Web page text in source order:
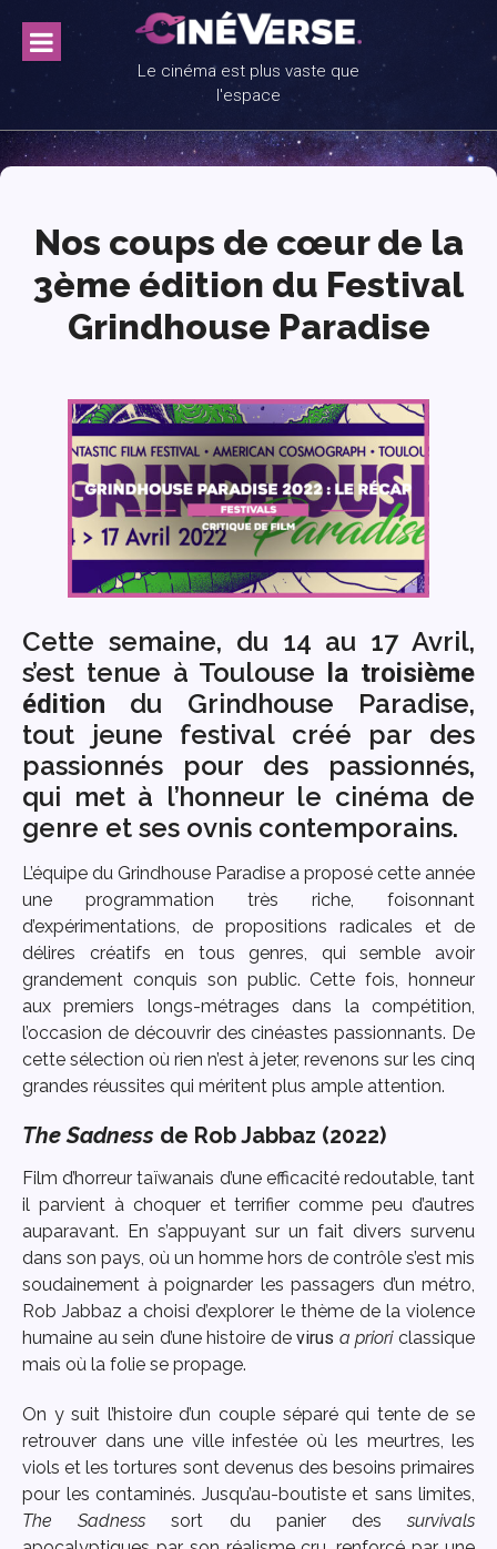
content
Le cinéma est plus vaste que
l'espace
Nos coups de cœur de la
3ème édition du Festival
Grindhouse Paradise
Cette semaine, du 14 au 17 Avril,
s’est tenue à Toulouse la troisième
édition du Grindhouse Paradise,
tout jeune festival créé par des
passionnés pour des passionnés,
qui met à l’honneur le cinéma de
genre et ses ovnis contemporains.
L’équipe du Grindhouse Paradise a proposé cette année
une programmation très riche, foisonnant
d’expérimentations, de propositions radicales et de
délires créatifs en tous genres, qui semble avoir
grandement conquis son public. Cette fois, honneur
aux premiers longs-métrages dans la compétition,
l’occasion de découvrir des cinéastes passionnants. De
cette sélection où rien n’est à jeter, revenons sur les cinq
grandes réussites qui méritent plus ample attention.
The Sadness de Rob Jabbaz (2022)
Film d’horreur taïwanais d’une efficacité redoutable, tant
il parvient à choquer et terrifier comme peu d’autres
auparavant. En s’appuyant sur un fait divers survenu
dans son pays, où un homme hors de contrôle s’est mis
soudainement à poignarder les passagers d’un métro,
Rob Jabbaz a choisi d’explorer le thème de la violence
humaine au sein d’une histoire devirus a prioriclassique
mais où la folie se propage.
On y suit l’histoire d’un couple séparé qui tente de se
retrouver dans une ville infestée où les meurtres, les
viols et les tortures sont devenus des besoins primaires
pour les contaminés. Jusqu’au-boutiste et sans limites,
The Sadness sort du panier dessurvivals